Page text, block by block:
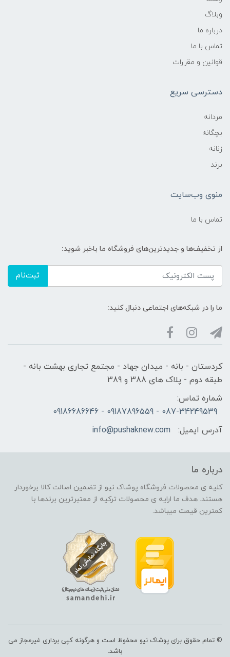
وبلاگ
درباره ما
تماس با ما
قوانین و مقررات
دسترسی سریع
مردانه
بچگانه
زنانه
برند
منوی وب‌سایت
تماس با ما
از تخفیف‌ها و جدیدترین‌های فروشگاه ما باخبر شوید:
ثبت‌نام
ما را در شبکه‌های اجتماعی دنبال کنید:
کردستان - بانه - میدان جهاد - مجتمع تجاری بهشت بانه -
طبقه دوم - پلاک های 388 و 389
شماره تماس:
087-34249539 - 09187896559 - 09186686646
آدرس ایمیل:
info@pushaknew.com
درباره ما
کلیه ی محصولات فروشگاه پوشاک نیو از تضمین اصالت کالا برخوردار
هستند. هدف ما ارایه ی محصولات ترکیه از معتبرترین برندها با
کمترین قیمت میباشد.
© تمام حقوق برای پوشاک نیو محفوظ است و هرگونه کپی برداری غیرمجاز می
باشد.